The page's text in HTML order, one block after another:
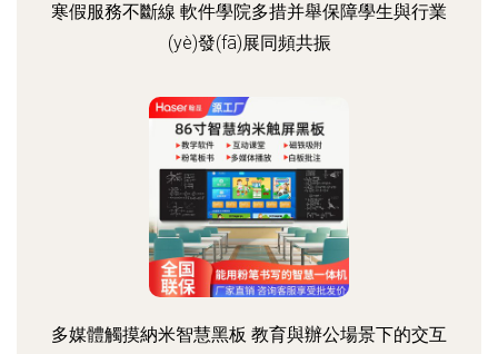
寒假服務不斷線 軟件學院多措并舉保障學生與行業
(yè)發(fā)展同頻共振
多媒體觸摸納米智慧黑板 教育與辦公場景下的交互